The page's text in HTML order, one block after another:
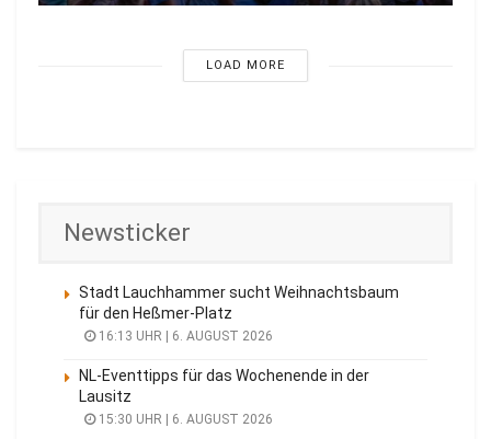
LOAD MORE
Newsticker
Stadt Lauchhammer sucht Weihnachtsbaum
für den Heßmer-Platz
16:13 UHR | 6. AUGUST 2026
NL-Eventtipps für das Wochenende in der
Lausitz
15:30 UHR | 6. AUGUST 2026